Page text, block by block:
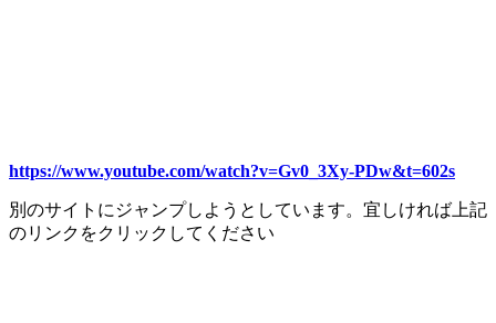
https://www.youtube.com/watch?v=Gv0_3Xy-PDw&t=602s
別のサイトにジャンプしようとしています。宜しければ上記
のリンクをクリックしてください